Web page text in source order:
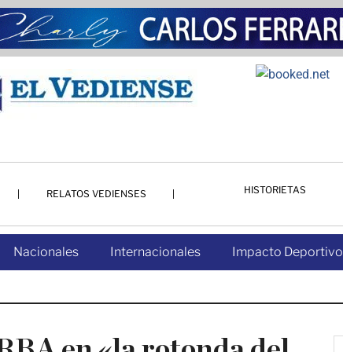
RELATOS VEDIENSES HISTORIETAS
Nacionales Internacionales Impacto Deportivo